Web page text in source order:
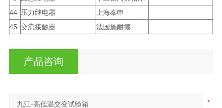
44 压力继电器
上海奉申
45 交流接触器 法国施耐德
产品咨询